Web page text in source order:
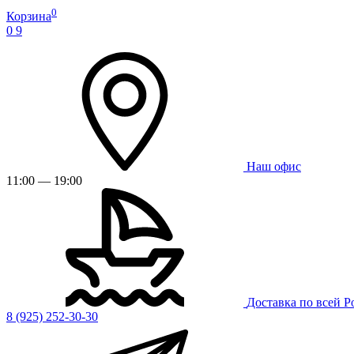
Корзина0
0 9
Наш офис
11:00 — 19:00
Доставка по всей
8 (925) 252-30-30